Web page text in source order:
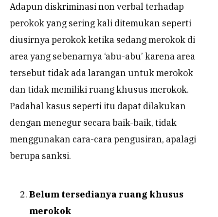
Adapun diskriminasi non verbal terhadap
perokok yang sering kali ditemukan seperti
diusirnya perokok ketika sedang merokok di
area yang sebenarnya ‘abu-abu’ karena area
tersebut tidak ada larangan untuk merokok
dan tidak memiliki ruang khusus merokok.
Padahal kasus seperti itu dapat dilakukan
dengan menegur secara baik-baik, tidak
menggunakan cara-cara pengusiran, apalagi
berupa sanksi.
Belum tersedianya ruang khusus
merokok